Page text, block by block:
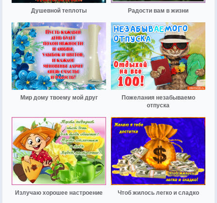
Душевной теплоты Радости вам в жизни
Мир дому твоему мой друг
Пожелания незабываемо
отпуска
Излучаю хорошее настроение Чтоб жилось легко и сладко